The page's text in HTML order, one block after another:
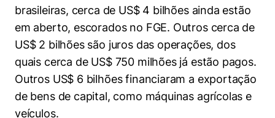
brasileiras, cerca de US$ 4 bilhões ainda estão
em aberto, escorados no FGE. Outros cerca de
US$ 2 bilhões são juros das operações, dos
quais cerca de US$ 750 milhões já estão pagos.
Outros US$ 6 bilhões financiaram a exportação
de bens de capital, como máquinas agrícolas e
veículos.